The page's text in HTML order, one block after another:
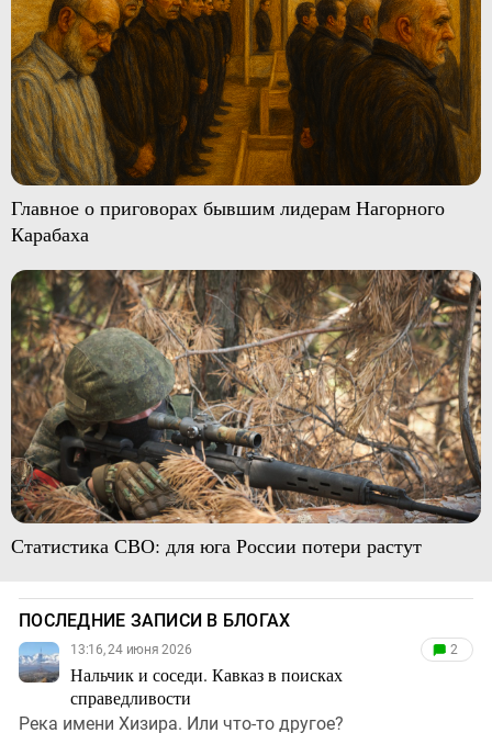
Главное о приговорах бывшим лидерам Нагорного
Карабаха
Статистика СВО: для юга России потери растут
ПОСЛЕДНИЕ ЗАПИСИ В БЛОГАХ
13:16, 24 июня 2026
Нальчик и соседи. Кавказ в поисках
справедливости
2
Река имени Хизира. Или что-то другое?